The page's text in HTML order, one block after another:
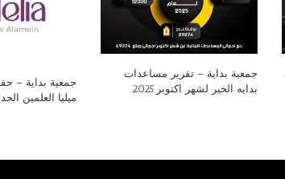
جمعية بداية – تقرير مساعدات
بدايه الخير لشهر اكتوبر 2025
جمعية بداية –
ميليا العلمين